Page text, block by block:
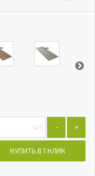
шт. +
-
КУПИТЬ В 1 КЛИК